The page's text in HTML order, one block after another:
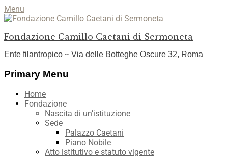
Menu
Fondazione Camillo Caetani di Sermoneta
Ente filantropico ~ Via delle Botteghe Oscure 32, Roma
Facebook
YouTube
Instagram
Primary Menu
Skip
Home
Fondazione
Nascita di un’istituzione
Sede
Palazzo Caetani
Piano Nobile
Atto istitutivo e statuto vigente